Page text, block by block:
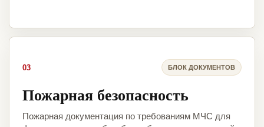
03 БЛОК ДОКУМЕНТОВ
Пожарная безопасность
Пожарная документация по требованиям МЧС для